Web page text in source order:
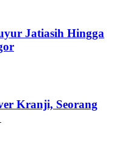
Jatiasih Hingga
Kranji, Seorang